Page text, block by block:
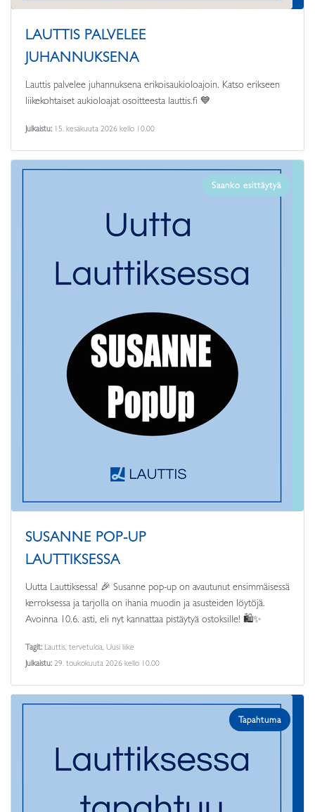
LAUTTIS PALVELEE
JUHANNUKSENA
Lauttis palvelee juhannuksena erikoisaukioloajoin. Katso erikseen
liikekohtaiset aukioloajat osoitteesta lauttis.fi 💙
Julkaistu: 15. kesäkuuta 2026 kello 10.00
Saanko esittäytyä
SUSANNE POP-UP
LAUTTIKSESSA
Uutta Lauttiksessa! 🎉 Susanne pop-up on avautunut ensimmäisessä
kerroksessa ja tarjolla on ihania muodin ja asusteiden löytöjä.
Avoinna 10.6. asti, eli nyt kannattaa pistäytyä ostoksille! 🛍️✨
Tagit: Lauttis, tervetuloa, Uusi liike
Julkaistu: 29. toukokuuta 2026 kello 10.00
Tapahtuma